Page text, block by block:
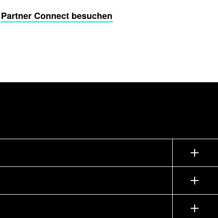
Partner Connect besuchen